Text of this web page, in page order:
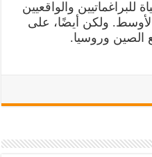
والواقعيين
ولكن أيضًا، على
الصين وروسيا.